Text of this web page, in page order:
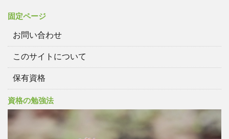
固定ページ
お問い合わせ
このサイトについて
保有資格
資格の勉強法